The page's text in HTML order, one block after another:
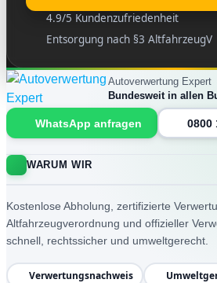
4.9/5 Kundenzufriedenheit
Entsorgung nach §3 AltfahrzeugV
Website-Footer
Autoverwertung Expert
Bundesweit in allen
WhatsApp anfragen 0800
WARUM WIR
Kostenlose Abholung, zertifizierte
Altfahrzeugverordnung und offizieller
schnell, rechtssicher und umweltgerecht.
Verwertungsnachweis